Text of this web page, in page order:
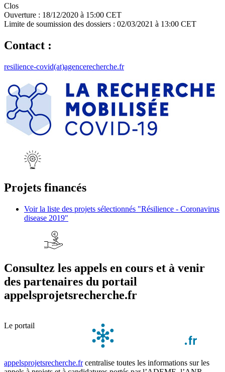
Clos
Ouverture : 18/12/2020 à 15:00 CET
Limite de soumission des dossiers : 02/03/2021 à 13:00 CET
Contact :
resilience-covid(at)agencerecherche.fr
Projets financés
Voir la liste des projets sélectionnés "Résilience - Coronavirus
disease 2019"
Consultez les appels en cours et à venir
des partenaires du portail
appelsprojetsrecherche.fr
Le portail
appelsprojetsrecherche.frcentralise toutes les informations sur les